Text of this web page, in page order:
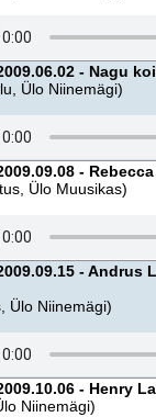
- Nagu
Ülo Niinemägi)
-
Ülo Muusikas)
- Andrus
Ülo Niinemägi)
- Henry
Niinemägi)